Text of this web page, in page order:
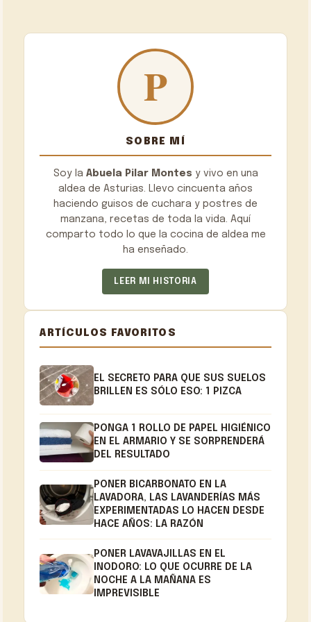
SOBRE MÍ
Soy la Abuela Pilar Montes y vivo en una
aldea de Asturias. Llevo cincuenta años
haciendo guisos de cuchara y postres de
manzana, recetas de toda la vida. Aquí
comparto todo lo que la cocina de aldea me
ha enseñado.
LEER MI HISTORIA
ARTÍCULOS FAVORITOS
EL SECRETO PARA QUE SUS SUELOS
BRILLEN ES SÓLO ESO: 1 PIZCA
PONGA 1 ROLLO DE PAPEL HIGIÉNICO
EN EL ARMARIO Y SE SORPRENDERÁ
DEL RESULTADO
PONER BICARBONATO EN LA
LAVADORA, LAS LAVANDERÍAS MÁS
EXPERIMENTADAS LO HACEN DESDE
HACE AÑOS: LA RAZÓN
PONER LAVAVAJILLAS EN EL
INODORO: LO QUE OCURRE DE LA
NOCHE A LA MAÑANA ES
IMPREVISIBLE